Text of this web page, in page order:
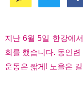
지난 6월 5일 한강에
회를 했습니다. 동인
운동은 짧게! 노을은